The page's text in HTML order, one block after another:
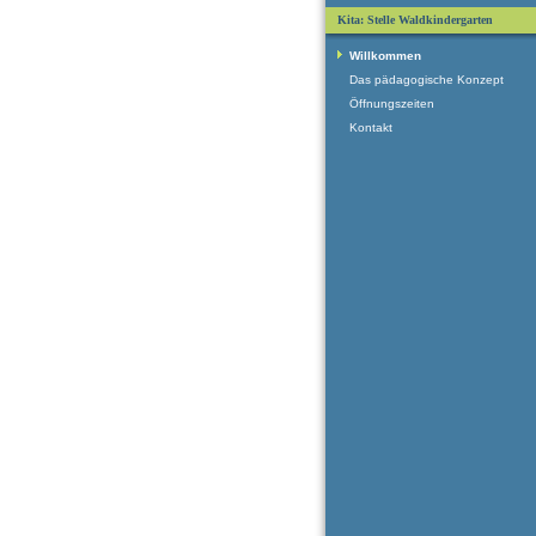
Kita: Stelle Waldkindergarten
Willkommen
Das pädagogische Konzept
Öffnungszeiten
Kontakt